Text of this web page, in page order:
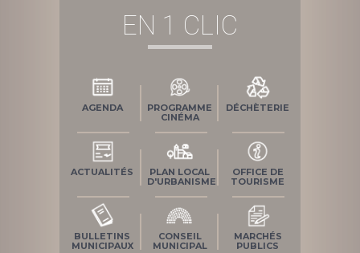
EN 1 CLIC
AGENDA
PROGRAMME
CINÉMA
DÉCHÈTERIE
ACTUALITÉS
PLAN LOCAL
D'URBANISME
OFFICE DE
TOURISME
BULLETINS
MUNICIPAUX
CONSEIL
MUNICIPAL
MARCHÉS
PUBLICS